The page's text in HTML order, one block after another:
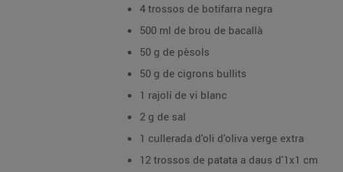
4 trossos de botifarra negra
500 ml de brou de bacallà
50 g de pèsols
50 g de cigrons bullits
1 rajolí de vi blanc
2 g de sal
1 cullerada d'oli d'oliva verge extra
12 trossos de patata a daus d'1x1 cm